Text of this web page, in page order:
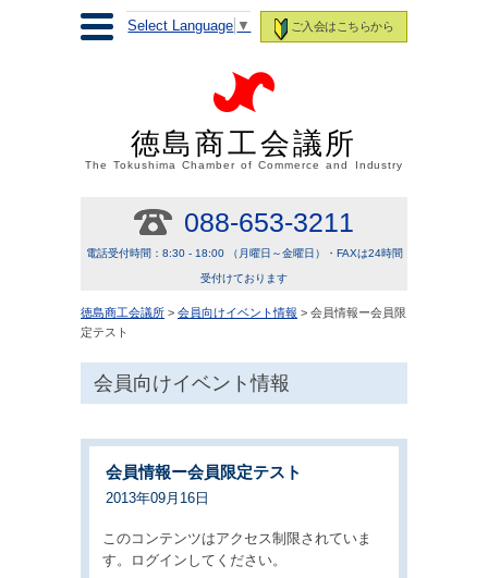
ご入会はこちらから
Select Language ▼
徳島商工会議所
The Tokushima Chamber of Commerce and Industry
088-653-3211
電話受付時間：8:30 - 18:00 （月曜日～金曜日）・FAXは24時間
受付けております
徳島商工会議所 > 会員向けイベント情報 > 会員情報ー会員限
定テスト
会員向けイベント情報
会員情報ー会員限定テスト
2013年09月16日
このコンテンツはアクセス制限されていま
す。ログインしてください。